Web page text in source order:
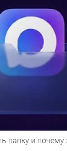
папку и почему